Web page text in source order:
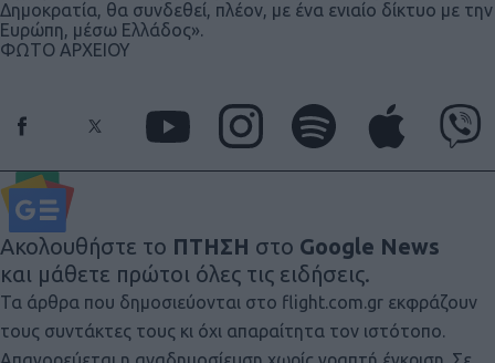
Δημοκρατία, θα συνδεθεί, πλέον, με ένα ενιαίο δίκτυο με την
Ευρώπη, μέσω Ελλάδος».
ΦΩΤΟ ΑΡΧΕΙΟΥ
Ακολουθήστε το ΠΤΗΣΗ στο Google News
και μάθετε πρώτοι όλες τις ειδήσεις.
Τα άρθρα που δημοσιεύονται στο flight.com.gr εκφράζουν
τους συντάκτες τους κι όχι απαραίτητα τον ιστότοπο.